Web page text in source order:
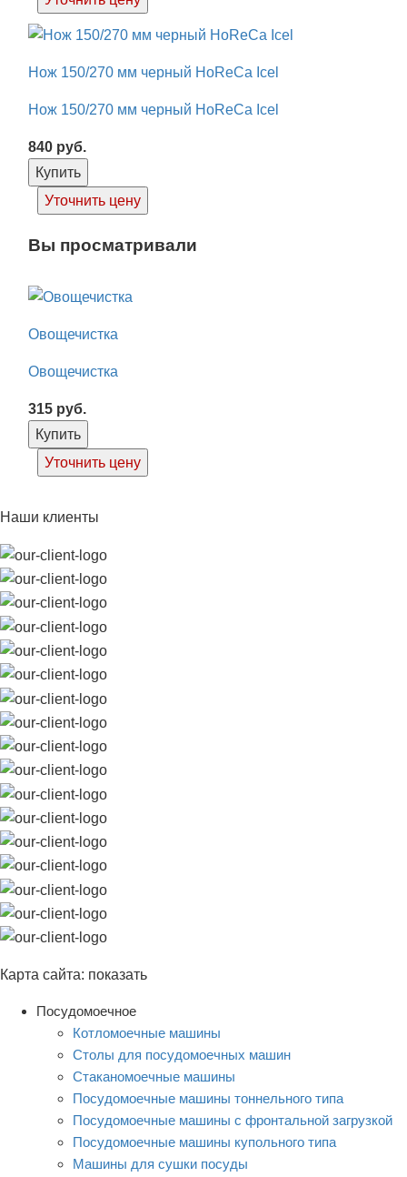
Нож 150/270 мм черный HoReCa Icel
Нож 150/270 мм черный HoReCa Icel
840 руб.
Купить
Уточнить цену
Вы просматривали
Овощечистка
Овощечистка
315 руб.
Купить
Уточнить цену
Наши клиенты
Карта сайта: показать
Посудомоечное
Котломоечные машины
Столы для посудомоечных машин
Стаканомоечные машины
Посудомоечные машины тоннельного типа
Посудомоечные машины с фронтальной загрузкой
Посудомоечные машины купольного типа
Машины для сушки посуды